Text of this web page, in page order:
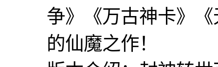
争》《万古神卡》
的仙魔之作！